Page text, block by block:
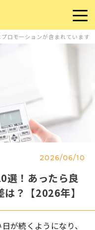
ロモーションが含まれています
選！あったら良
？【2026年】
2026/06/10
が続くようになり、